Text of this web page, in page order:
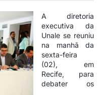
A diretoria
executiva da
Unale se reuniu
na manhã da
sexta-feira
(02), em
Recife, para
debater os